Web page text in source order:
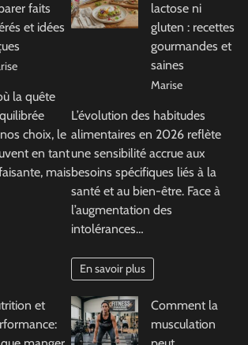
faits
et idées
la quête
choix, le
en tant
mais
lactose ni
gluten : recettes
gourmandes et
saines
Marise
L’évolution des habitudes
alimentaires en 2026 reflète
une sensibilité accrue aux
besoins spécifiques liés à la
santé et au bien-être. Face à
l’augmentation des
intolérances…
En savoir plus
et
Comment la
musculation